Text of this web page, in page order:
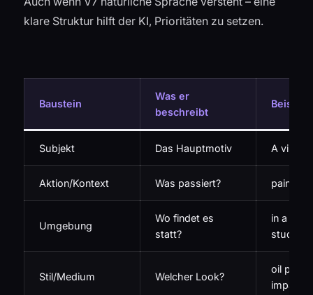
klare Struktur hilft der KI, Prioritäten zu setzen.
Baustein
Was er
beschreibt
Beispiel
Subjekt Das Hauptmotiv A
Aktion/Kontext Was passiert? painting
Umgebung
Wo findet es
statt?
in a
studio
Stil/Medium Welcher Look?
oil
impasto